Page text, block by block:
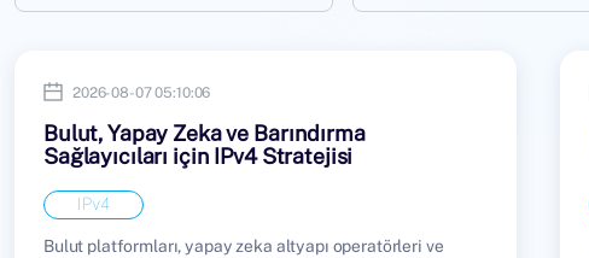
2026-08-07 05:10:06
Bulut, Yapay Zeka ve Barındırma
Sağlayıcıları için IPv4 Stratejisi
IPv4
Bulut platformları, yapay zeka altyapı operatörleri ve